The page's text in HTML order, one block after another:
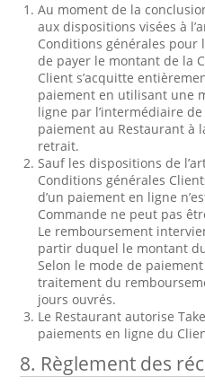
Au moment de la
aux dispositions visées à
Conditions générales pour
de payer le montant de la
Client s’acquitte
paiement en utilisant une
ligne par l’intermédiaire
paiement au Restaurant à
retrait.
Sauf les dispositions de
Conditions générales
d’un paiement en ligne
Commande ne peut pas
Le remboursement
partir duquel le montant
Selon le mode de
traitement du
jours ouvrés.
Le Restaurant autorise
paiements en ligne du
8. Règlement des